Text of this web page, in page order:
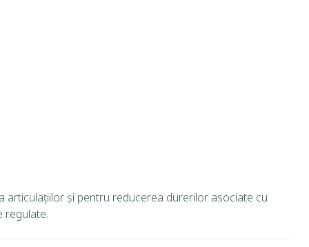
și pentru reducerea durerilor asociate cu
regulate.